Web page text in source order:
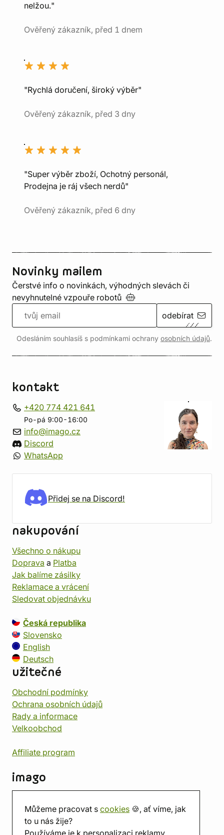
Můžeme pracovat s cookies 🍪, ať víme, jak
to u nás žije?
Používáme je k personalizaci reklamy.
nelžou."
Ověřený zákazník, před 1 dnem
"Rychlá doručení, široký výběr"
Ověřený zákazník, před 3 dny
"Super výběr zboží, Ochotný personál,
Prodejna je ráj všech nerdů"
Ověřený zákazník, před 6 dny
Novinky mailem
Čerstvé info o novinkách, výhodných slevách či
nevyhnutelné vzpouře robotů
odebírat
Odesláním souhlasíš s podmínkami ochrany osobních údajů.
kontakt
+420 774 421 641
Po-pá 9:00-16:00
info@imago.cz
Discord
WhatsApp
Přidej se na Discord!
nakupování
Všechno o nákupu
Doprava a Platba
Jak balíme zásilky
Reklamace a vrácení
Sledovat objednávku
Česká republika
Slovensko
English
Deutsch
užitečné
Obchodní podmínky
Ochrana osobních údajů
Rady a informace
Velkoobchod
Affiliate program
imago
Prodejna
Herna